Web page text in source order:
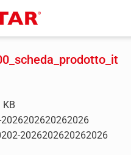
KB
2026202620262026